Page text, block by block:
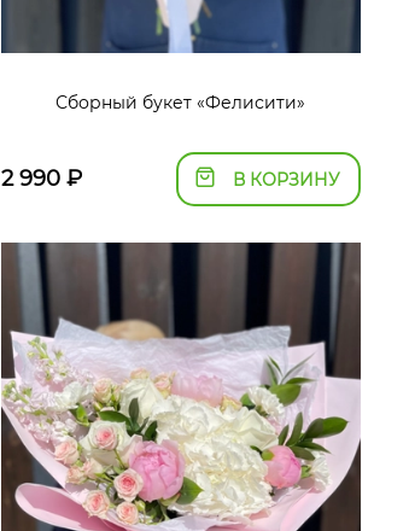
Сборный букет «Фелисити»
2 990₽ В КОРЗИНУ